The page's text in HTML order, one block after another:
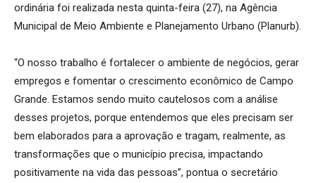
ordinária foi realizada nesta quinta-feira (27), na Agência
Municipal de Meio Ambiente e Planejamento Urbano (Planurb).
“O nosso trabalho é fortalecer o ambiente de negócios, gerar
empregos e fomentar o crescimento econômico de Campo
Grande. Estamos sendo muito cautelosos com a análise
desses projetos, porque entendemos que eles precisam ser
bem elaborados para a aprovação e tragam, realmente, as
transformações que o município precisa, impactando
positivamente na vida das pessoas”, pontua o secretário